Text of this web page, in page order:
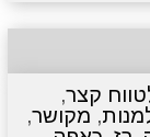
קצר,
, מקושר,